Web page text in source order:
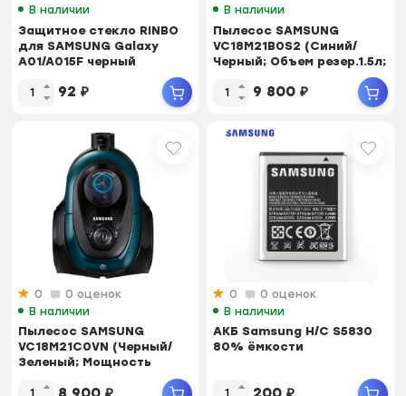
В наличии
Защитное стекло RINBO
для SAMSUNG Galaxy
A01/A015F черный
92 ₽
В наличии
Пылесос SAMSUNG
VC18M21B0S2 (Синий/
Черный; Объем резер.1.5л;
9 800 ₽
0
0 оценок
В наличии
Пылесос SAMSUNG
VC18M21C0VN (Черный/
Зеленый; Мощность
1.5...
0
0 оценок
В наличии
АКБ Samsung H/C S5830
80% ёмкости